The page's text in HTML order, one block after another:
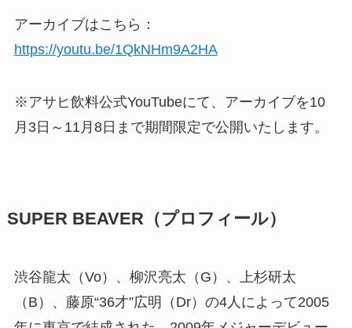
アーカイブはこちら：
https://youtu.be/1QkNHm9A2HA
※アサヒ飲料公式YouTubeにて、アーカイブを10
月3日～11月8日まで期間限定で公開いたします。
SUPER BEAVER（プロフィール）
渋谷龍太（Vo）、柳沢亮太（G）、上杉研太
（B）、藤原“36才”広明（Dr）の4人によって2005